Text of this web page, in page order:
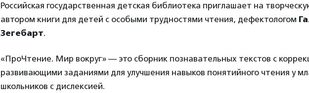
Российская государственная детская библиотека приглашает на
автором книги для детей с особыми трудностями чтения, дефектологом
Зегебарт.
«ПроЧтение. Мир вокруг» — это сборник познавательных текстов с
развивающими заданиями для улучшения навыков понятийного чтения у
школьников с дислексией.